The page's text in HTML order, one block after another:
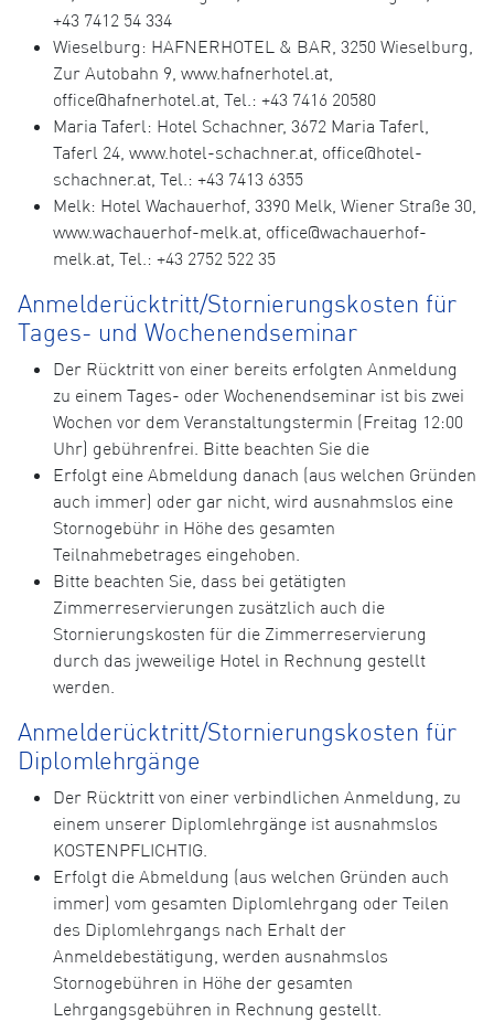
+43 7412 54 334
Wieselburg: HAFNERHOTEL & BAR, 3250 Wieselburg,
Zur Autobahn 9, www.hafnerhotel.at,
office@hafnerhotel.at, Tel.: +43 7416 20580
Maria Taferl: Hotel Schachner, 3672 Maria Taferl,
Taferl 24, www.hotel-schachner.at, office@hotel-
schachner.at, Tel.: +43 7413 6355
Melk: Hotel Wachauerhof, 3390 Melk, Wiener Straße 30,
www.wachauerhof-melk.at, office@wachauerhof-
melk.at, Tel.: +43 2752 522 35
Anmelderücktritt/Stornierungskosten für
Tages- und Wochenendseminar
Der Rücktritt von einer bereits erfolgten Anmeldung
zu einem Tages- oder Wochenendseminar ist bis zwei
Wochen vor dem Veranstaltungstermin (Freitag 12:00
Uhr) gebührenfrei. Bitte beachten Sie die
Erfolgt eine Abmeldung danach (aus welchen Gründen
auch immer) oder gar nicht, wird ausnahmslos eine
Stornogebühr in Höhe des gesamten
Teilnahmebetrages eingehoben.
Bitte beachten Sie, dass bei getätigten
Zimmerreservierungen zusätzlich auch die
Stornierungskosten für die Zimmerreservierung
durch das jweweilige Hotel in Rechnung gestellt
werden.
Anmelderücktritt/Stornierungskosten für
Diplomlehrgänge
Der Rücktritt von einer verbindlichen Anmeldung, zu
einem unserer Diplomlehrgänge ist ausnahmslos
KOSTENPFLICHTIG.
Erfolgt die Abmeldung (aus welchen Gründen auch
immer) vom gesamten Diplomlehrgang oder Teilen
des Diplomlehrgangs nach Erhalt der
Anmeldebestätigung, werden ausnahmslos
Stornogebühren in Höhe der gesamten
Lehrgangsgebühren in Rechnung gestellt.